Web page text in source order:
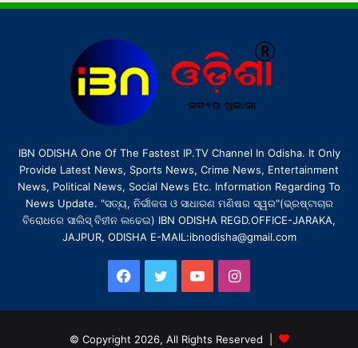
IBN ODISHA One Of The Fastest IP.TV Channel In Odisha. It Only
Provide Latest News, Sports News, Crime News, Entertainment
News, Political News, Social News Etc. Information Regarding To
News Update. "ସତ୍ୟ, ନିର୍ଭୀକତା ଓ ସାଧାରଣ ମଣିଷର ସ୍ୱର"(ଭ୍ରଷ୍ଟାଚାର
ବିରୋଧରେ ସାଲିସ୍ ବିହୀନ ଲଢେଇ) IBN ODISHA REGD.OFFICE-JARAKA,
JAJPUR, ODISHA E-MAIL:ibnodisha@gmail.com
Facebook
TwitterYouTubeInstagram
© Copyright 2026, All Rights Reserved |